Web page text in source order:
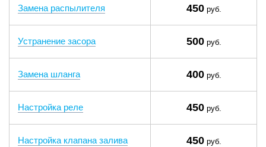
Замена распылителя 450руб.
Устранение засора 500руб.
Замена шланга 400руб.
Настройка реле 450руб.
Настройка клапана залива 450руб.